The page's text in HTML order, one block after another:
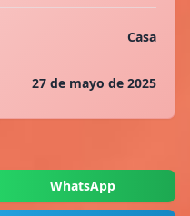
Casa
27 de mayo de 2025
WhatsApp